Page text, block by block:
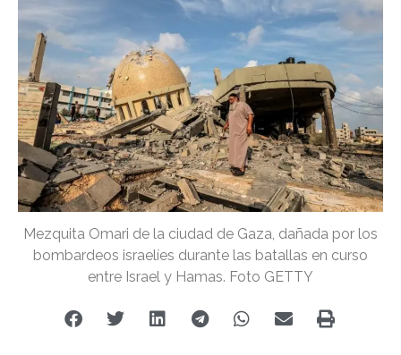
Mezquita Omari de la ciudad de Gaza, dañada por los
bombardeos israelíes durante las batallas en curso
entre Israel y Hamas. Foto GETTY